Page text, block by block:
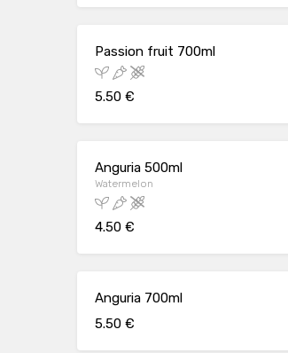
Passion fruit 700ml
5.50 €
Anguria 500ml
Watermelon
4.50 €
Anguria 700ml
5.50 €